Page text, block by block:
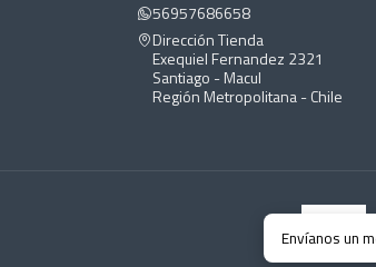
56957686658
Dirección Tienda
Exequiel Fernandez 2321
Santiago - Macul
Región Metropolitana - Chile
Envíanos un